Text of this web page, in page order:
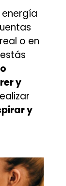
o en
y
y